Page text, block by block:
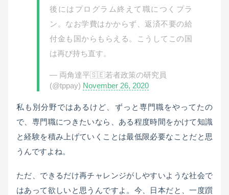
後にはプログラム終えて職につくプラ
ン。なお学費はかからず、返済不要の給
付金も国からもらえる。こうしてこの国
は再び持ち直す。
— 両角達平🇸🇪若者政策の研究員
(@tppay) November 26, 2020
私も別分野ではあるけど、ずっと専門職をやってたの
で、専門職につきたいなら、ある程度時間をかけて知識
と経験を積み上げていくことは最低限必要なことだと思
うんですよね。
ただ、できるだけ再チャレンジがしやすいような社会で
はあって欲しいと思うんですよ。今、日本だと、一度躓